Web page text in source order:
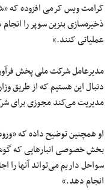
کرامت ویس کرمی افزوده که
ذخیره‌سازی بنزین سوپر را
عملیاتی کنند.»
مدیرعامل شرکت ملی پخش
دنبال این هستیم که از طریق
مدیریت می‌کند مجوزی برای
او همچنین توضیح داده که
بخش خصوصی انبارهایی که
سواحل داریم می‌تواند آنها را
انجام دهد.»